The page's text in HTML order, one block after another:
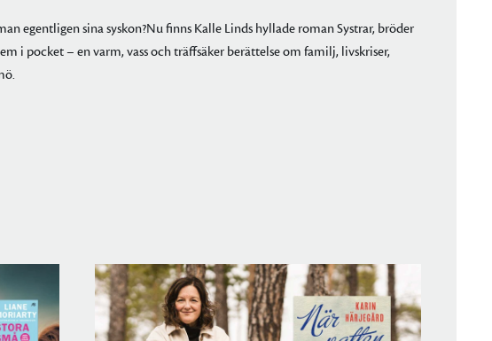
egentligen sina syskon?Nu finns Kalle Linds hyllade roman Systrar, bröder
i pocket – en varm, vass och träffsäker berättelse om familj, livskriser,